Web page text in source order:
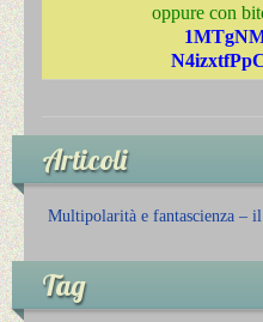
oppure con
Articoli
Multipolarità e fantascienza –
Tag